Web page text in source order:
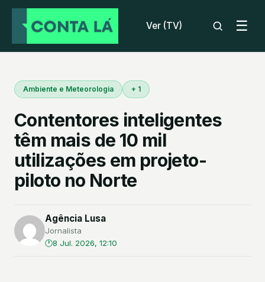
Ver (TV) ☰
Ambiente e Meteorologia + 1
Contentores inteligentes
têm mais de 10 mil
utilizações em projeto-
piloto no Norte
Agência Lusa
Jornalista
8 Jul. 2026, 12:10